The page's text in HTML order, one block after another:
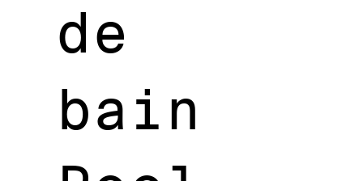
de
bain